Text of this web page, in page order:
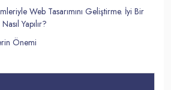
Web Tasarımını Geliştirme. İyi Bir
Yapılır?
Önemi